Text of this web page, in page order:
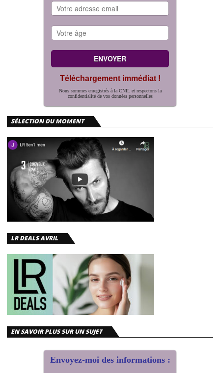
Téléchargement immédiat !
Nous sommes enregistrés à la CNIL et respectons la
confidentialité de vos données personnelles
SÉLECTION DU MOMENT
LR DEALS AVRIL
EN SAVOIR PLUS SUR UN SUJET
Envoyez-moi des informations :